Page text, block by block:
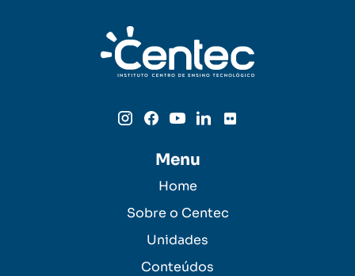
Menu
Home
Sobre o Centec
Unidades
Conteúdos